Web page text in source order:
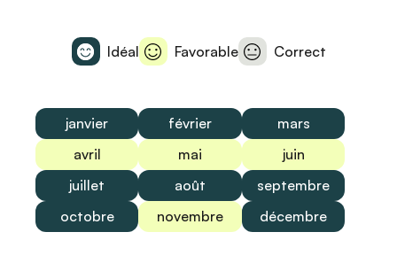
Idéal Favorable Correct
janvier février
mars
avril
mai
juin
juillet
août
septembre
octobre
novembre décembre